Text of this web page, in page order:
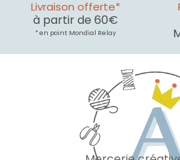
Livraison offerte*
à partir de 60€
* en point Mondial Relay